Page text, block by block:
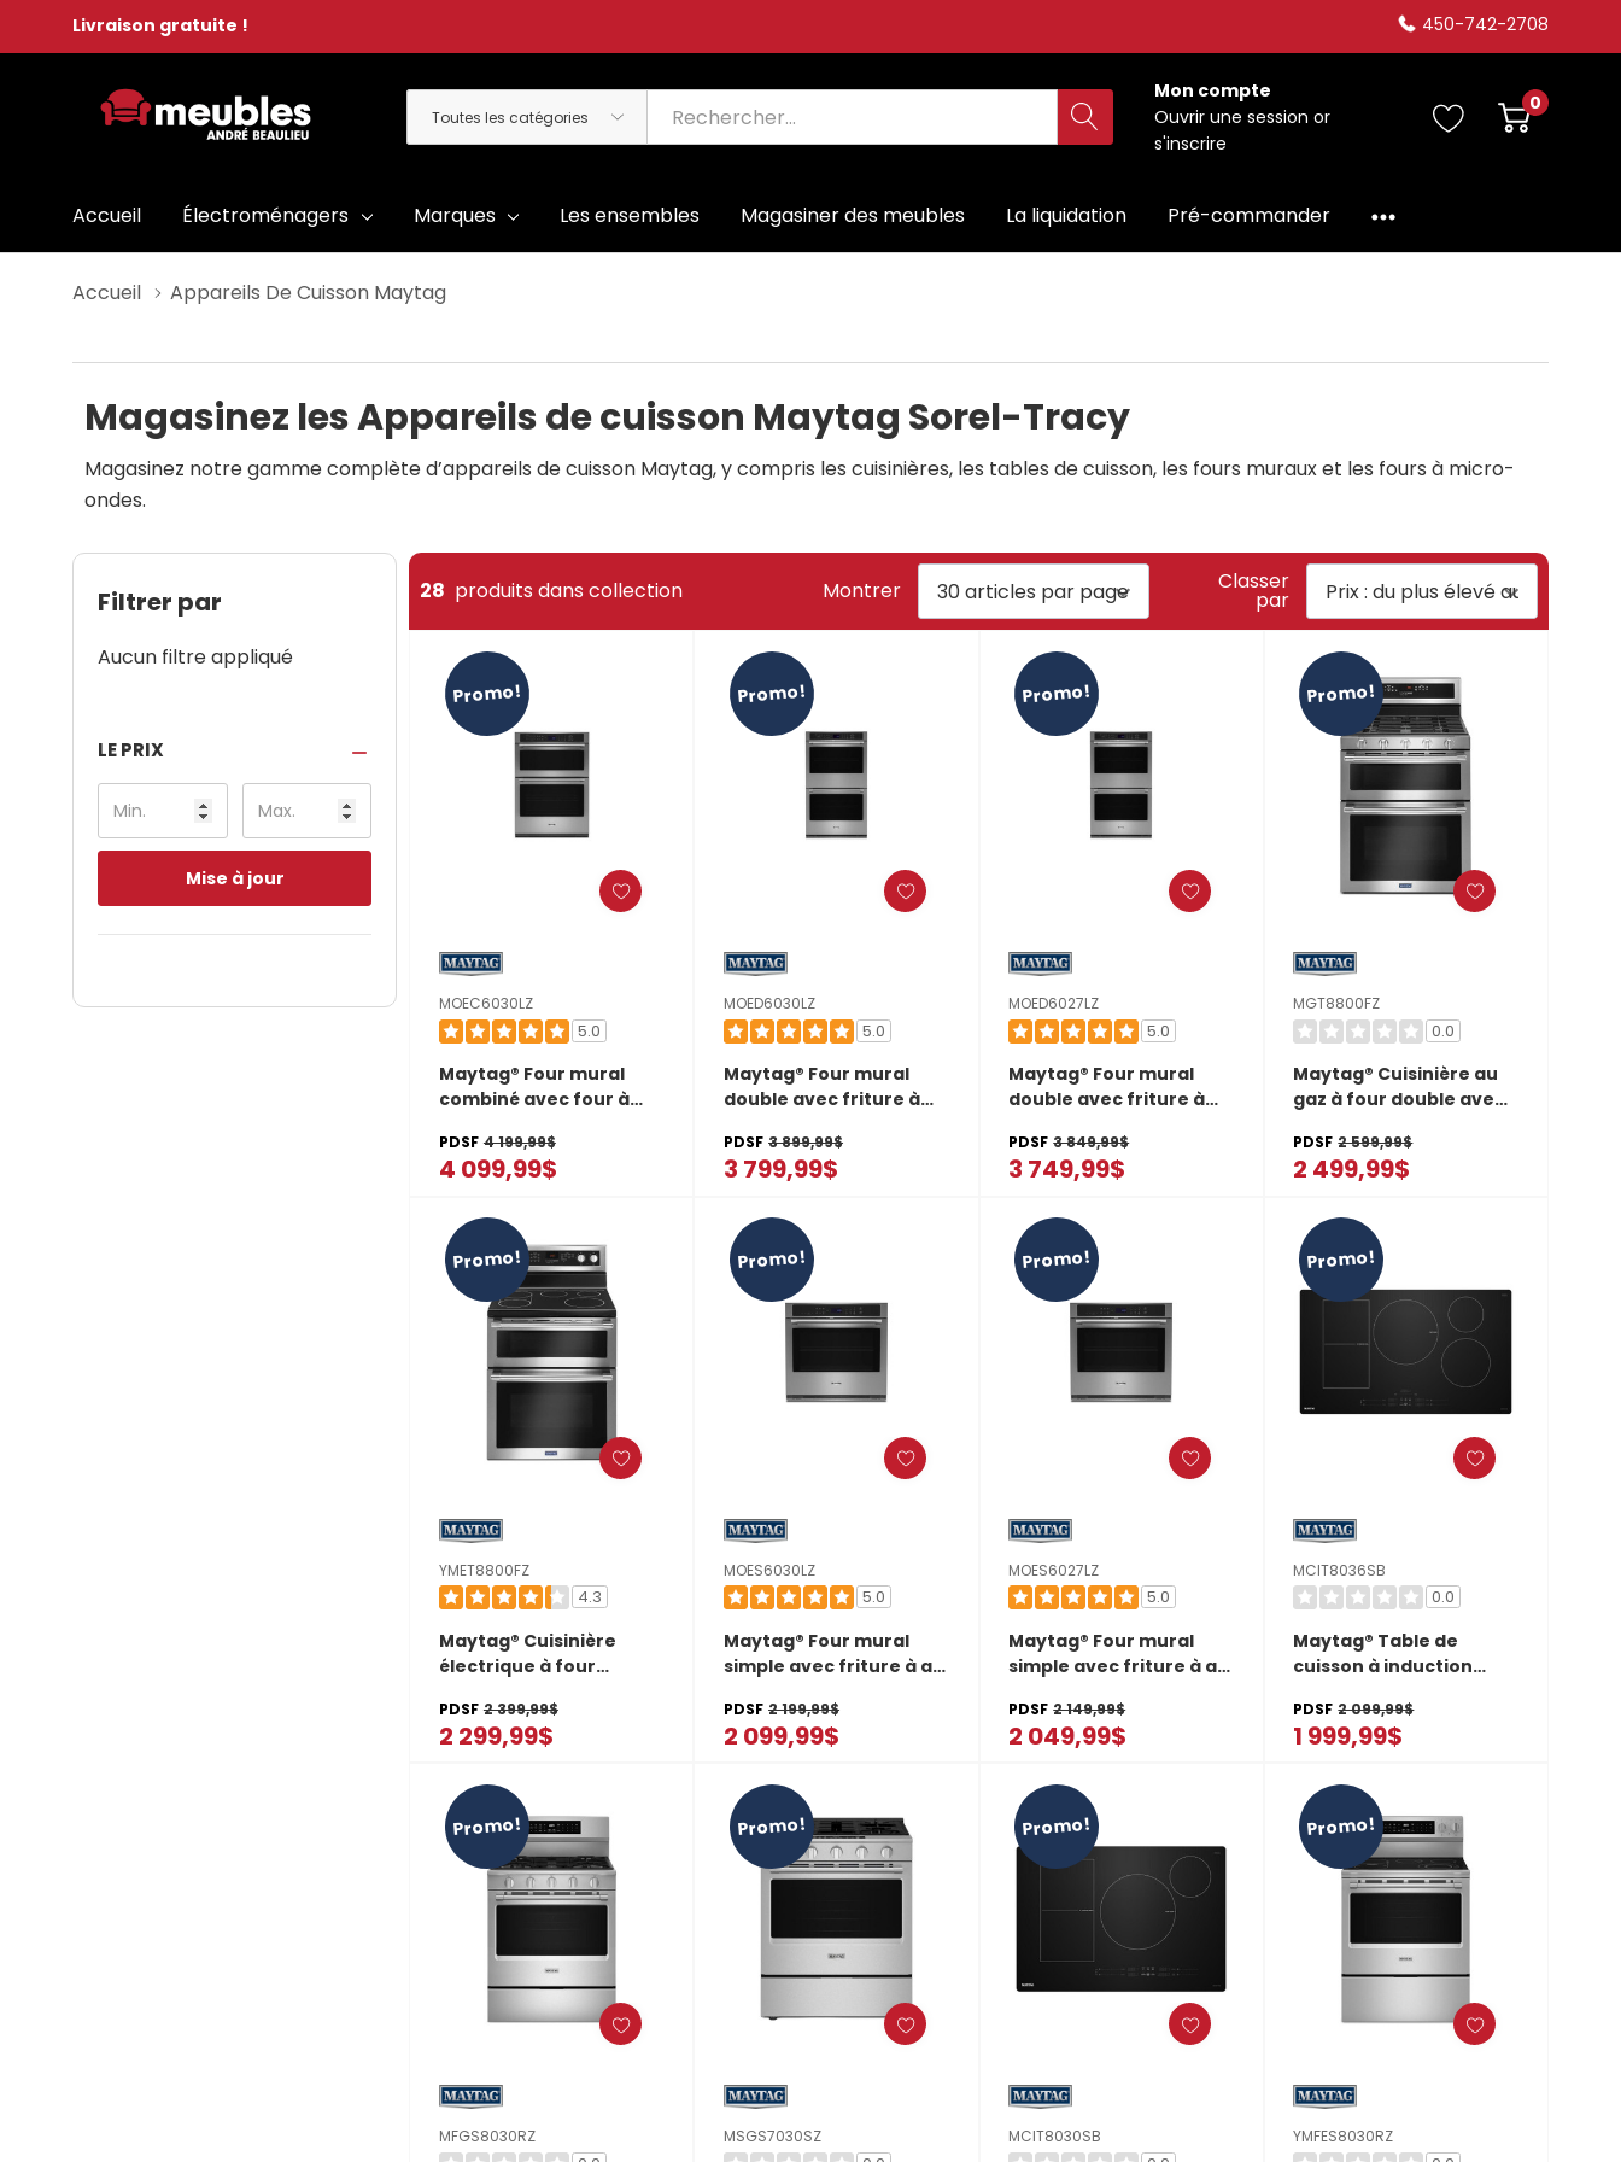
Livraison gratuite ! 450-742-2708
Toutes
les
Rechercher
Mon compte
Ouvrir une session or
s'inscrire
0
Accueil Électroménagers Marques Les ensembles Magasiner des meubles La liquidation Pré-commander
Accueil Appareils De Cuisson Maytag
Magasinez les Appareils de cuisson Maytag Sorel-Tracy
Magasinez notre gamme complète d’appareils de cuisson Maytag, y compris les cuisinières, les tables de cuisson, les fours muraux et les fours à micro-
ondes.
Filtrer par
Aucun filtre appliqué
LE PRIX
Mise à jour
28 produits dans collection Montrer Classer
par
Promo!
MOEC6030LZ
5.0
Maytag® Four mural
combiné avec four à
air et panier - 30 po -
6,4 pi cu MOEC6030LZ
PDSF 4 199,99$
4 099,99$
Promo!
MOED6030LZ
5.0
Maytag® Four mural
double avec friture à
pi cu MOED6030LZ
PDSF 3 899,99$
3 799,99$
Promo!
MOED6027LZ
5.0
Maytag® Four mural
double avec friture à
pi cu MOED6027LZ
PDSF 3 849,99$
3 749,99$
Promo!
MGT8800FZ
0.0
Maytag® Cuisinière au
gaz à four double avec
30 po - 6 pi cu
MGT8800FZ
PDSF 2 599,99$
2 499,99$
Promo!
YMET8800FZ
4.3
Maytag® Cuisinière
électrique à four
véritable - 30 po - 6.7 pi
cu YMET8800FZ
PDSF 2 399,99$
2 299,99$
Promo!
MOES6030LZ
5.0
Maytag® Four mural
simple avec friture à air
cu MOES6030LZ
PDSF 2 199,99$
2 099,99$
Promo!
MOES6027LZ
5.0
Maytag® Four mural
simple avec friture à air
cu MOES6027LZ
PDSF 2 149,99$
2 049,99$
Promo!
MCIT8036SB
0.0
Maytag® Table de
cuisson à induction
puissance - 36 po
MCIT8036SB
PDSF 2 099,99$
1 999,99$
Promo!
MFGS8030RZ
Promo!
MSGS7030SZ
Promo!
MCIT8030SB
Promo!
YMFES8030RZ